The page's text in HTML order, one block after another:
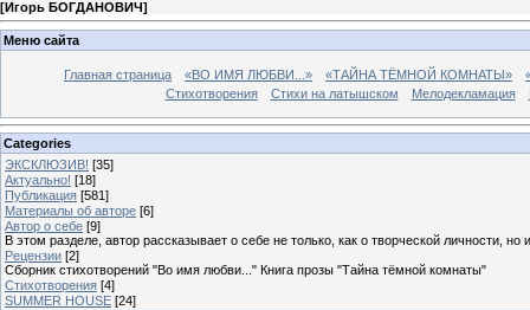
[Игорь БОГДАНОВИЧ]
Меню сайта
Главная страница «ВО ИМЯ ЛЮБВИ...» «ТАЙНА ТЁМНОЙ КОМНАТЫ»
Стихотворения
Стихи на латышском Мелодекламация
Categories
ЭКСКЛЮЗИВ! [35]
Актуально! [18]
Публикация [581]
Материалы об авторе [6]
Автор о себе [9]
В этом разделе, автор рассказывает о себе не только, как о творческой личности,
Рецензии [2]
Сборник стихотворений "Во имя любви..." Книга прозы "Тайна тёмной комнаты"
Стихотворения [4]
SUMMER HOUSE [24]